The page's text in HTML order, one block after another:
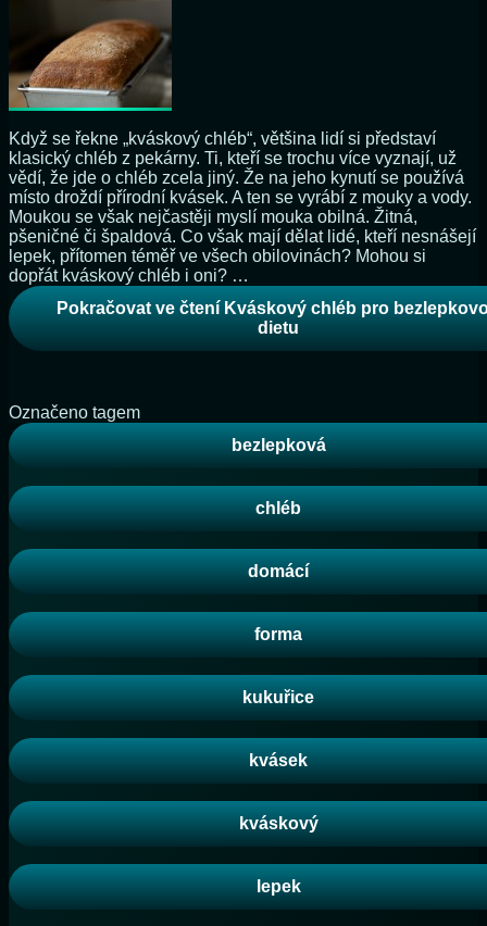
Když se řekne „kváskový chléb“, většina lidí si představí
klasický chléb z pekárny. Ti, kteří se trochu více vyznají, už
vědí, že jde o chléb zcela jiný. Že na jeho kynutí se používá
místo droždí přírodní kvásek. A ten se vyrábí z mouky a vody.
Moukou se však nejčastěji myslí mouka obilná. Žitná,
pšeničné či špaldová. Co však mají dělat lidé, kteří nesnášejí
lepek, přítomen téměř ve všech obilovinách? Mohou si
dopřát kváskový chléb i oni? …
Pokračovat ve čtení Kváskový chléb pro
dietu
Označeno tagem
bezlepková
chléb
domácí
forma
kukuřice
kvásek
kváskový
lepek